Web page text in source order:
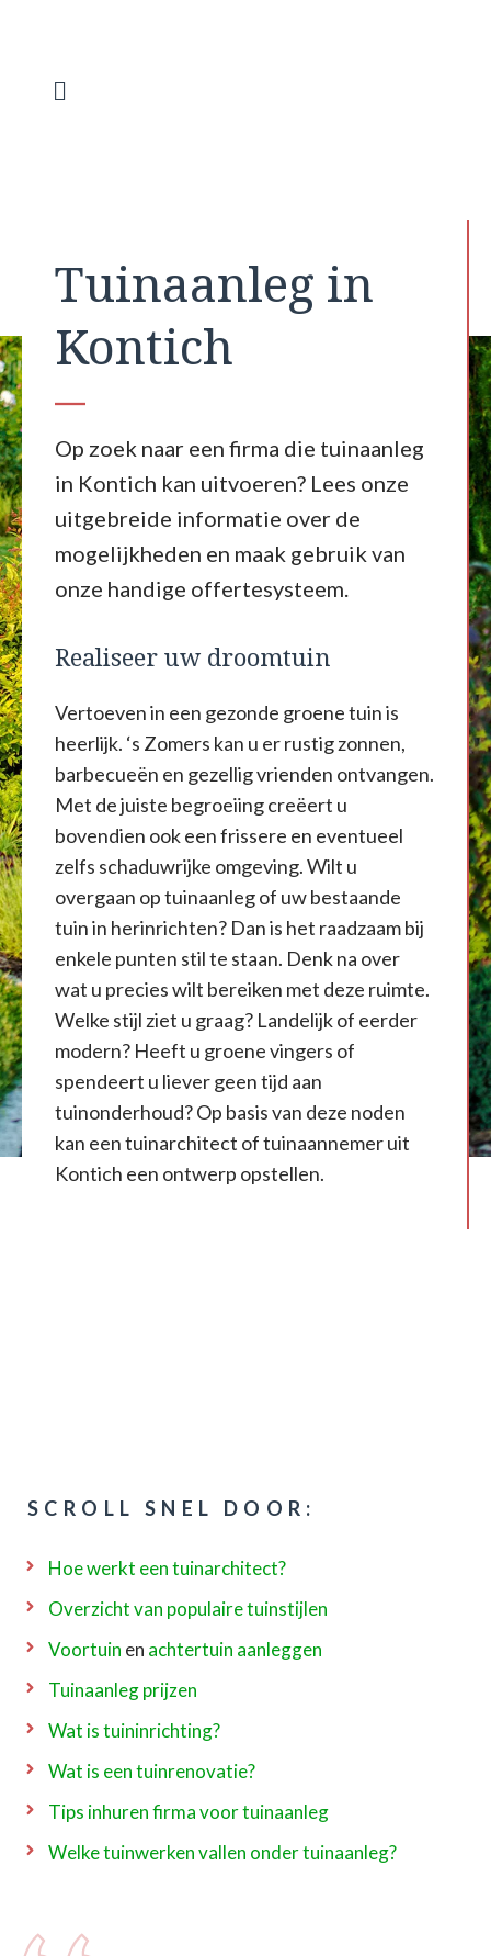
inhoud
Tuinaanleg in
Kontich
Op zoek naar een firma die tuinaanleg
in Kontich kan uitvoeren? Lees onze
uitgebreide informatie over de
mogelijkheden en maak gebruik van
onze handige offertesysteem.
Realiseer uw droomtuin
Vertoeven in een gezonde groene tuin is
heerlijk. ‘s Zomers kan u er rustig zonnen,
barbecueën en gezellig vrienden ontvangen.
Met de juiste begroeiing creëert u
bovendien ook een frissere en eventueel
zelfs schaduwrijke omgeving. Wilt u
overgaan op tuinaanleg of uw bestaande
tuin in herinrichten? Dan is het raadzaam bij
enkele punten stil te staan. Denk na over
wat u precies wilt bereiken met deze ruimte.
Welke stijl ziet u graag? Landelijk of eerder
modern? Heeft u groene vingers of
spendeert u liever geen tijd aan
tuinonderhoud? Op basis van deze noden
kan een tuinarchitect of tuinaannemer uit
Kontich een ontwerp opstellen.
SCROLL SNEL DOOR:
Hoe werkt een tuinarchitect?
Overzicht van populaire tuinstijlen
Voortuin en achtertuin aanleggen
Tuinaanleg prijzen
Wat is tuininrichting?
Wat is een tuinrenovatie?
Tips inhuren firma voor tuinaanleg
Welke tuinwerken vallen onder tuinaanleg?